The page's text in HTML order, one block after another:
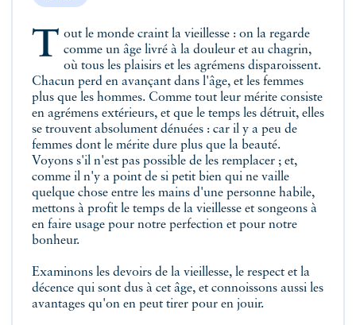
Tout le monde craint la vieillesse : on la regarde comme un âge livré à la douleur et au chagrin,
où tous les plaisirs et les agrémens disparoissent.
Chacun perd en avançant dans l'âge, et les femmes
plus que les hommes. Comme tout leur mérite consiste
en agrémens extérieurs, et que le temps les détruit, elles
se trouvent absolument dénuées : car il y a peu de
femmes dont le mérite dure plus que la beauté.
Voyons s'il n'est pas possible de les remplacer ; et,
comme il n'y a point de si petit bien qui ne vaille
quelque chose entre les mains d'une personne habile,
mettons à profit le temps de la vieillesse et songeons à
en faire usage pour notre perfection et pour notre
bonheur.
Examinons les devoirs de la vieillesse, le respect et la
décence qui sont dus à cet âge, et connoissons aussi les
avantages qu'on en peut tirer pour en jouir.